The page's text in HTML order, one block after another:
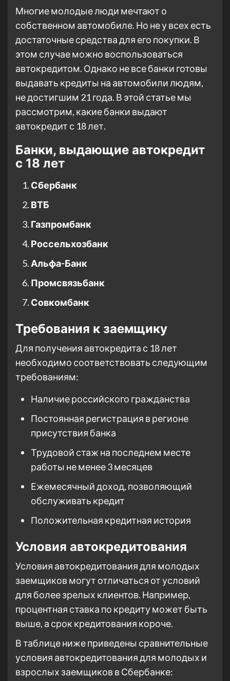
Многие молодые люди мечтают о
собственном автомобиле. Но не у всех есть
достаточные средства для его покупки. В
этом случае можно воспользоваться
автокредитом. Однако не все банки готовы
выдавать кредиты на автомобили людям,
не достигшим 21 года. В этой статье мы
рассмотрим, какие банки выдают
автокредит с 18 лет.
Банки, выдающие автокредит
с 18 лет
Сбербанк
ВТБ
Газпромбанк
Россельхозбанк
Альфа-Банк
Промсвязьбанк
Совкомбанк
Требования к заемщику
Для получения автокредита с 18 лет
необходимо соответствовать следующим
требованиям:
Наличие российского гражданства
Постоянная регистрация в регионе
присутствия банка
Трудовой стаж на последнем месте
работы не менее 3 месяцев
Ежемесячный доход, позволяющий
обслуживать кредит
Положительная кредитная история
Условия автокредитования
Условия автокредитования для молодых
заемщиков могут отличаться от условий
для более зрелых клиентов. Например,
процентная ставка по кредиту может быть
выше, а срок кредитования короче.
В таблице ниже приведены сравнительные
условия автокредитования для молодых и
взрослых заемщиков в Сбербанке: